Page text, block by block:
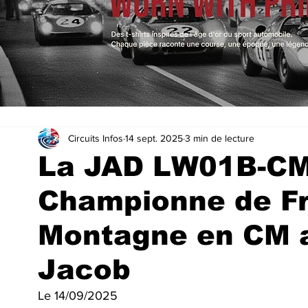
La JAD LW01B-
Championne de
Montagne en CM
Jacob
Circuits Infos 14 sept. 20253 min de lecture
Le 14/09/2025